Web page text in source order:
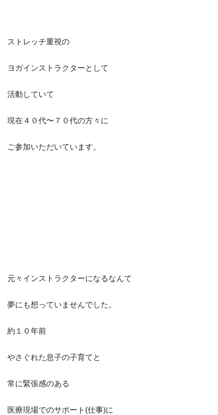
ストレッチ重視の
ヨガインストラクターとして
活動していて
現在４０代〜７０代の方々に
ご参加いただいています。
元々インストラクターになるなんて
夢にも想っていませんでした。
約１０年前
やさぐれた息子の子育てと
常に緊張感のある
医療現場でのサポート(仕事)に